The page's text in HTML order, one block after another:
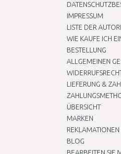
IMPRESSUM
LISTE DER
WIE KAUFE ICH
BESTELLUNG
ALLGEMEINEN
LIEFERUNG &
ÜBERSICHT
MARKEN
REKLAMATIONEN
BLOG